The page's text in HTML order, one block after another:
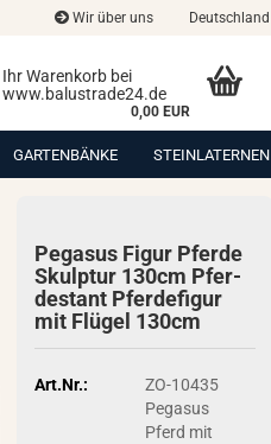
Wir über uns Deutschland
Ihr Warenkorb bei
www.balustrade24.de
0,00 EUR
GARTENBÄNKE STEINLATERNEN
Pe­ga­sus Figur Pfer­de
Skulp­tur 130cm Pfer­
de­stant Pfer­de­fi­gur
mit Flü­gel 130cm
Art.Nr.:
ZO-10435
Pegasus
Pferd mit